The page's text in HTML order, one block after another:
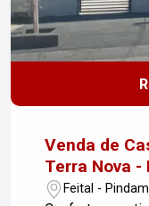
Venda de
Terra Nova -
Feital -